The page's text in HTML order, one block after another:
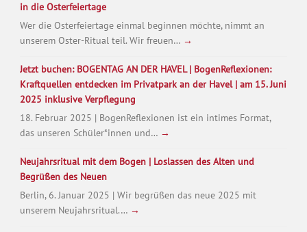
in die Osterfeiertage
Wer die Osterfeiertage einmal beginnen möchte, nimmt an
unserem Oster-Ritual teil. Wir freuen… →
Jetzt buchen: BOGENTAG AN DER HAVEL | BogenReflexionen:
Kraftquellen entdecken im Privatpark an der Havel | am 15. Juni
2025 inklusive Verpflegung
18. Februar 2025 | BogenReflexionen ist ein intimes Format,
das unseren Schüler*innen und… →
Neujahrsritual mit dem Bogen | Loslassen des Alten und
Begrüßen des Neuen
Berlin, 6. Januar 2025 | Wir begrüßen das neue 2025 mit
unserem Neujahrsritual.… →